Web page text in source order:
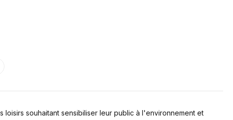
souhaitant sensibiliser leur public à l'environnement et